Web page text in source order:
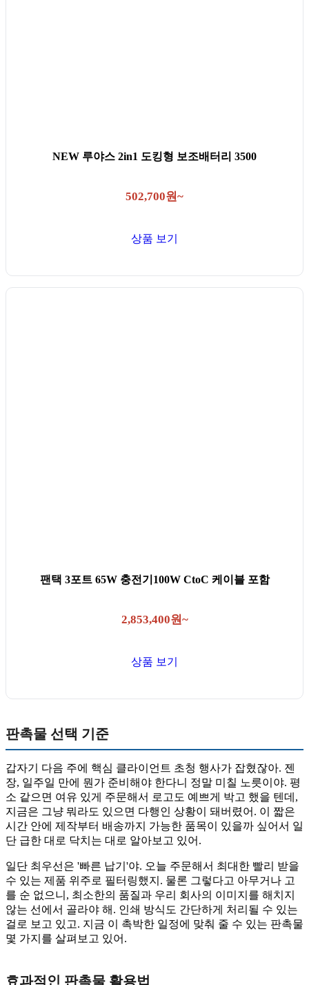
NEW 루야스 2in1 도킹형 보조배터리 3500
502,700원~
상품 보기
팬택 3포트 65W 충전기100W CtoC 케이블 포함
2,853,400원~
상품 보기
판촉물 선택 기준
갑자기 다음 주에 핵심 클라이언트 초청 행사가 잡혔잖아. 젠
장, 일주일 만에 뭔가 준비해야 한다니 정말 미칠 노릇이야. 평
소 같으면 여유 있게 주문해서 로고도 예쁘게 박고 했을 텐데,
지금은 그냥 뭐라도 있으면 다행인 상황이 돼버렸어. 이 짧은
시간 안에 제작부터 배송까지 가능한 품목이 있을까 싶어서 일
단 급한 대로 닥치는 대로 알아보고 있어.
일단 최우선은 '빠른 납기'야. 오늘 주문해서 최대한 빨리 받을
수 있는 제품 위주로 필터링했지. 물론 그렇다고 아무거나 고
를 순 없으니, 최소한의 품질과 우리 회사의 이미지를 해치지
않는 선에서 골라야 해. 인쇄 방식도 간단하게 처리될 수 있는
걸로 보고 있고. 지금 이 촉박한 일정에 맞춰 줄 수 있는 판촉물
몇 가지를 살펴보고 있어.
효과적인 판촉물 활용법